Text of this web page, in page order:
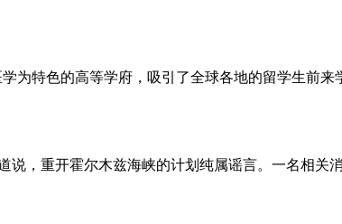
为特色的高等学府，吸引了全球各地的留学生前
，重开霍尔木兹海峡的计划纯属谣言。一名相关